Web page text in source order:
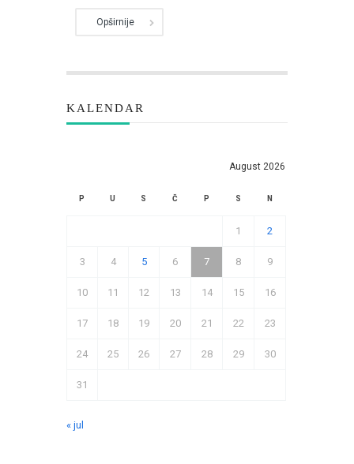
Opširnije
KALENDAR
August 2026
P U S Č P S N
1 2
3 4 5 6 7 8 9
10 11 12 13 14 15 16
17 18 19 20 21 22 23
24 25 26 27 28 29 30
31
« jul